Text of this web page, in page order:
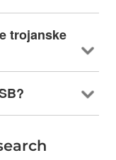
trojanske